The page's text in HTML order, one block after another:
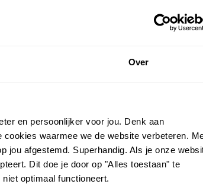
Over
en persoonlijker voor jou. Denk aan
waarmee we de website verbeteren.
jou afgestemd. Superhandig. Als je onze
Dit doe je door op "Alles toestaan" te
optimaal functioneert.